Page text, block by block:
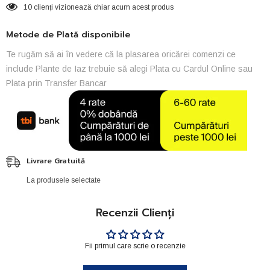
10 clienți vizionează chiar acum acest produs
Metode de Plată disponibile
Te rugăm să ai în vedere că la plasarea oricărei comenzi ce
include Plante de Iaz trebuie să alegi Plata cu Cardul Online sau
Plata prin Transfer Bancar
Livrare Gratuită
La produsele selectate
Recenzii Clienți
Fii primul care scrie o recenzie